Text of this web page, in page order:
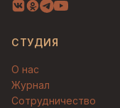
СТУДИЯ
О нас
Журнал
Сотрудничество